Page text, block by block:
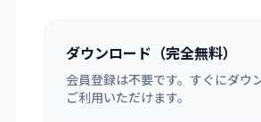
ダウンロード（完全無料）
会員登録は不要です。すぐにダウ
ご利用いただけます。